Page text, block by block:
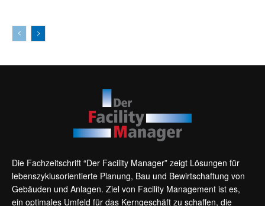
Die Fachzeitschrift “Der Facility Manager” zeigt Lösungen für
lebenszyklusorientierte Planung, Bau und Bewirtschaftung von
Gebäuden und Anlagen. Ziel von Facility Management ist es,
ein optimales Umfeld für das Kerngeschäft zu schaffen, die